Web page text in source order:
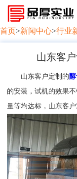
首页>新闻中心>行业
山东客
山东客户定制的
的安装，试机的效果
量等均达标，山东客